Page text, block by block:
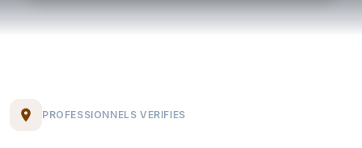
PROFESSIONNELS VERIFIES